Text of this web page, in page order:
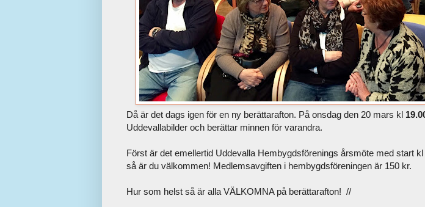
Då är det dags igen för en ny berättarafton. På onsdag den 20 mars kl
Uddevallabilder och berättar minnen för varandra.
Först är det emellertid Uddevalla Hembygdsförenings årsmöte med start kl
så är du välkommen! Medlemsavgiften i hembygdsföreningen är 150 kr.
Hur som helst så är alla VÄLKOMNA på berättarafton! //